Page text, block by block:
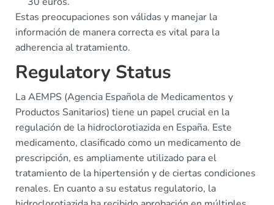
Estas preocupaciones son válidas y manejar la
información de manera correcta es vital para la
adherencia al tratamiento.
Regulatory Status
La AEMPS (Agencia Española de Medicamentos y
Productos Sanitarios) tiene un papel crucial en la
regulación de la hidroclorotiazida en España. Este
medicamento, clasificado como un medicamento de
prescripción, es ampliamente utilizado para el
tratamiento de la hipertensión y de ciertas condiciones
renales. En cuanto a su estatus regulatorio, la